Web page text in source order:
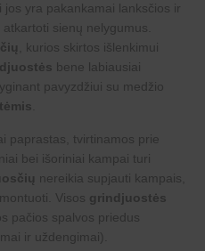
yra pakankamai lanksčios ir
sienų nelygumus.
, kurios skirtos išlenkimui
bene labiausiai
pavyzdžiui su medžio
paprastas, tvirtinamos prie
bei išoriniai kampai turi
nereikia supjauti kampais,
Visos grindjuostės
pačios spalvos priedus
ir uždengimai).